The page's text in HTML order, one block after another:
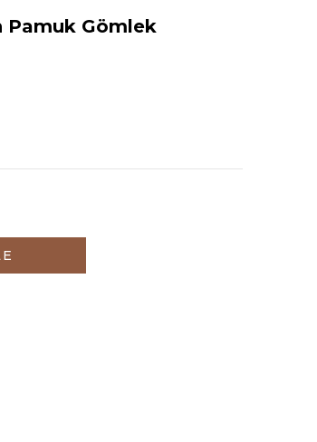
Pamuk Gömlek